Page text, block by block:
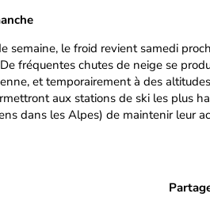
semaine, le froid revient samedi
fréquentes chutes de neige se
et temporairement à des
aux stations de ski les plus
dans les Alpes) de maintenir leur